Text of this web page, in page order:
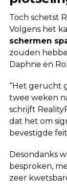
Toch schetst
Volgens het
schermen
zouden
Daphne en
“Het gerucht
twee weken
schrijft
dat het om
bevestigde
Desondanks
besproken,
zeer